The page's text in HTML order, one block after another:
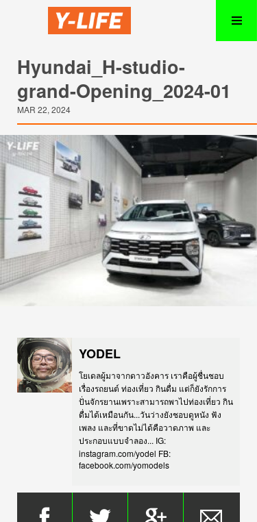
Hyundai_H-studio-
grand-Opening_2024-01
MAR 22, 2024
YODEL
โยเดลผู้มาจากดาวอังคาร เราคือผู้ชื่นชอบ
เรื่องรถยนต์ ท่องเที่ยว กินดื่ม แต่ก็ยังรักการ
ปั่นจักรยานเพราะสามารถพาไปท่องเที่ยว กิน
ดื่มได้เหมือนกัน...วันว่างยังชอบดูหนัง ฟัง
เพลง และที่ขาดไม่ได้คือวาดภาพ และ
ประกอบแบบจำลอง... IG:
instagram.com/yodel FB:
facebook.com/yomodels